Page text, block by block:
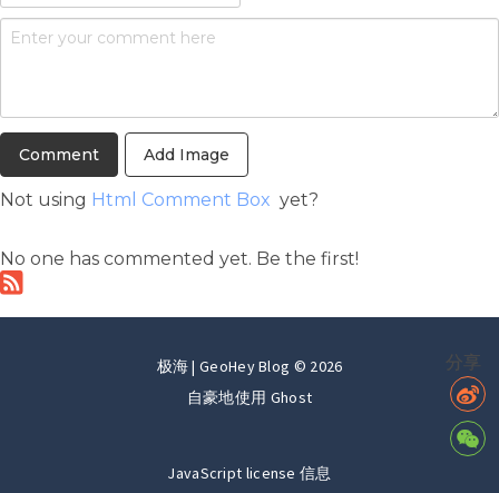
Add Image
Not using Html Comment Box yet?
No one has commented yet. Be the first!
极海 | GeoHey Blog © 2026
自豪地使用 Ghost
JavaScript license 信息
分享